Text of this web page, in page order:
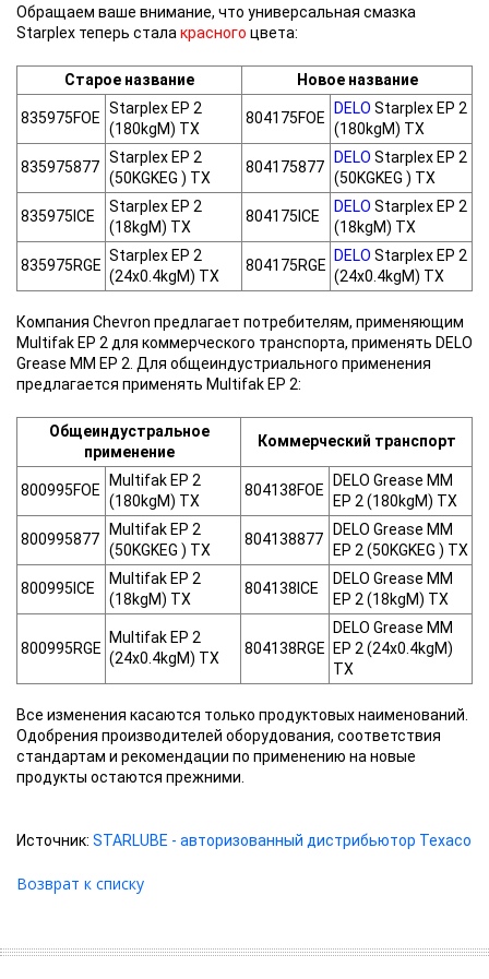
Обращаем ваше внимание, что универсальная смазка
Starplex теперь сталакрасного цвета:
Старое название Новое название
835975FOE
Starplex EP 2
(180kgM) TX
804175FOE
DELO Starplex EP 2
(180kgM) TX
835975877
Starplex EP 2
(50KGKEG ) TX
804175877
DELO Starplex EP 2
(50KGKEG ) TX
835975ICE
Starplex EP 2
(18kgM) TX
804175ICE
DELO Starplex EP 2
(18kgM) TX
835975RGE
Starplex EP 2
(24x0.4kgM) TX
804175RGE
DELO Starplex EP 2
(24x0.4kgM) TX
Компания Chevron предлагает потребителям, применяющим
Multifak EP 2 для коммерческого транспорта, применять DELO
Grease MM EP 2. Для общеиндустриального применения
предлагается применять Multifak EP 2:
Общеиндустральное
применение
Коммерческий транспорт
800995FOE
Multifak EP 2
(180kgM) TX
804138FOE
DELO Grease MM
EP 2 (180kgM) TX
800995877
Multifak EP 2
(50KGKEG ) TX
804138877
DELO Grease MM
EP 2 (50KGKEG ) TX
800995ICE
Multifak EP 2
(18kgM) TX
804138ICE
DELO Grease MM
EP 2 (18kgM) TX
800995RGE
Multifak EP 2
(24x0.4kgM) TX
804138RGE
DELO Grease MM
EP 2 (24x0.4kgM)
TX
Все изменения касаются только продуктовых наименований.
Одобрения производителей оборудования, соответствия
стандартам и рекомендации по применению на новые
продукты остаются прежними.
Источник: STARLUBE - авторизованный дистрибьютор Texaco
Возврат к списку